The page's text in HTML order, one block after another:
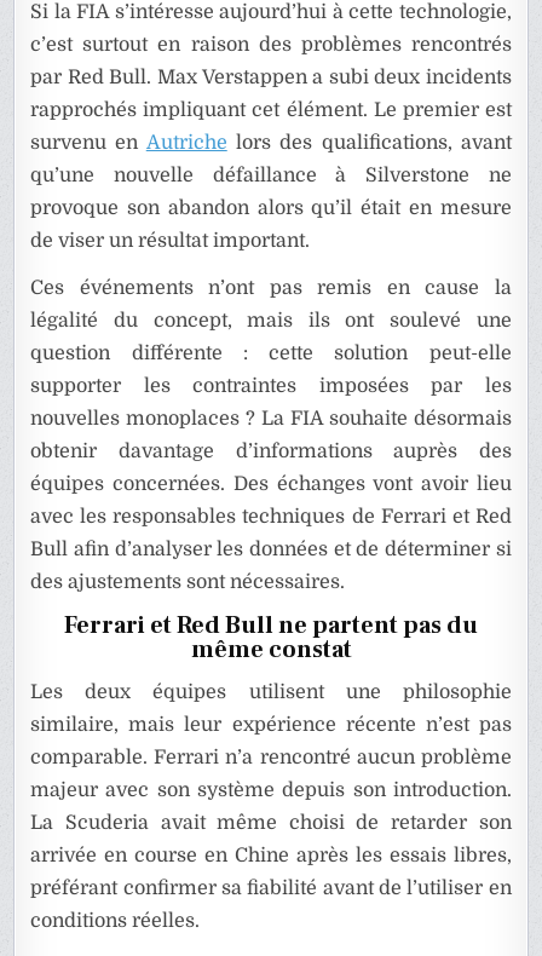
Si la FIA s’intéresse aujourd’hui à cette technologie,
c’est surtout en raison des problèmes rencontrés
par Red Bull. Max Verstappen a subi deux incidents
rapprochés impliquant cet élément. Le premier est
survenu en Autriche lors des qualifications, avant
qu’une nouvelle défaillance à Silverstone ne
provoque son abandon alors qu’il était en mesure
de viser un résultat important.
Ces événements n’ont pas remis en cause la
légalité du concept, mais ils ont soulevé une
question différente : cette solution peut-elle
supporter les contraintes imposées par les
nouvelles monoplaces ? La FIA souhaite désormais
obtenir davantage d’informations auprès des
équipes concernées. Des échanges vont avoir lieu
avec les responsables techniques de Ferrari et Red
Bull afin d’analyser les données et de déterminer si
des ajustements sont nécessaires.
Ferrari et Red Bull ne partent pas du
même constat
Les deux équipes utilisent une philosophie
similaire, mais leur expérience récente n’est pas
comparable. Ferrari n’a rencontré aucun problème
majeur avec son système depuis son introduction.
La Scuderia avait même choisi de retarder son
arrivée en course en Chine après les essais libres,
préférant confirmer sa fiabilité avant de l’utiliser en
conditions réelles.